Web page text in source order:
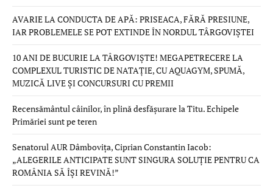
AVARIE LA CONDUCTA DE APĂ: PRISEACA, FĂRĂ PRESIUNE,
IAR PROBLEMELE SE POT EXTINDE ÎN NORDUL TÂRGOVIȘTEI
10 ANI DE BUCURIE LA TÂRGOVIȘTE! MEGAPETRECERE LA
COMPLEXUL TURISTIC DE NATAȚIE, CU AQUAGYM, SPUMĂ,
MUZICĂ LIVE ȘI CONCURSURI CU PREMII
Recensământul câinilor, în plină desfășurare la Titu. Echipele
Primăriei sunt pe teren
Senatorul AUR Dâmbovița, Ciprian Constantin Iacob:
„ALEGERILE ANTICIPATE SUNT SINGURA SOLUȚIE PENTRU CA
ROMÂNIA SĂ ÎȘI REVINĂ!”